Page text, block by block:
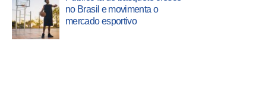
no Brasil e movimenta o
mercado esportivo